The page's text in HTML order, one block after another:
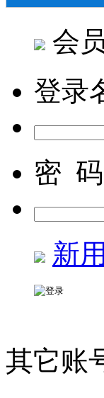
会
登录
密 码
新
其它账